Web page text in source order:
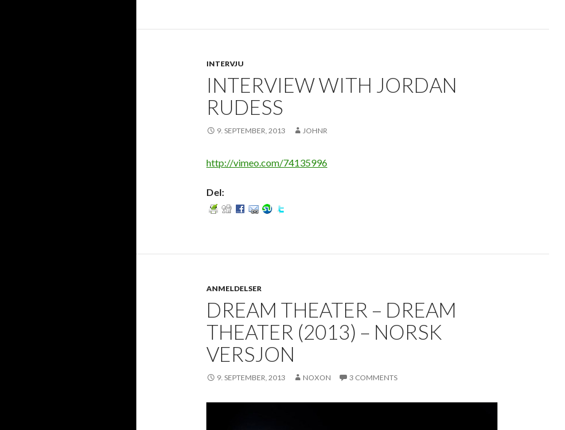
INTERVJU
INTERVIEW WITH JORDAN
RUDESS
9. SEPTEMBER, 2013 JOHNR
http://vimeo.com/74135996
Del:
ANMELDELSER
DREAM THEATER – DREAM
THEATER (2013) – NORSK
VERSJON
9. SEPTEMBER, 2013 NOXON 3 COMMENTS